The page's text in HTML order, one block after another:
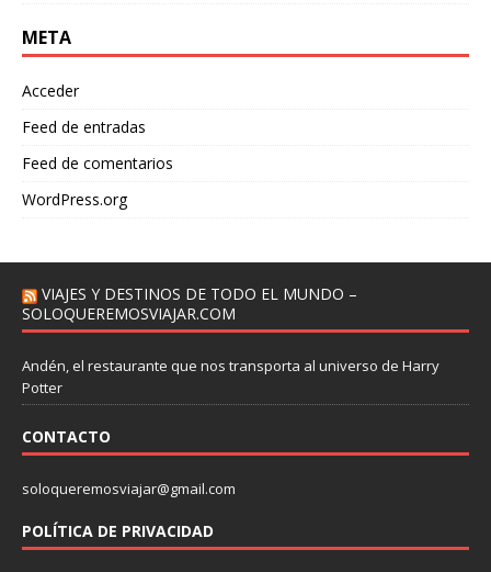
META
Acceder
Feed de entradas
Feed de comentarios
WordPress.org
VIAJES Y DESTINOS DE TODO EL MUNDO –
SOLOQUEREMOSVIAJAR.COM
Andén, el restaurante que nos transporta al universo de Harry
Potter
CONTACTO
soloqueremosviajar@gmail.com
POLÍTICA DE PRIVACIDAD